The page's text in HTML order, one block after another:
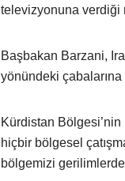
televizyonuna verdiği
Başbakan Barzani,
yönündeki
Kürdistan
hiçbir bölgesel
bölgemizi